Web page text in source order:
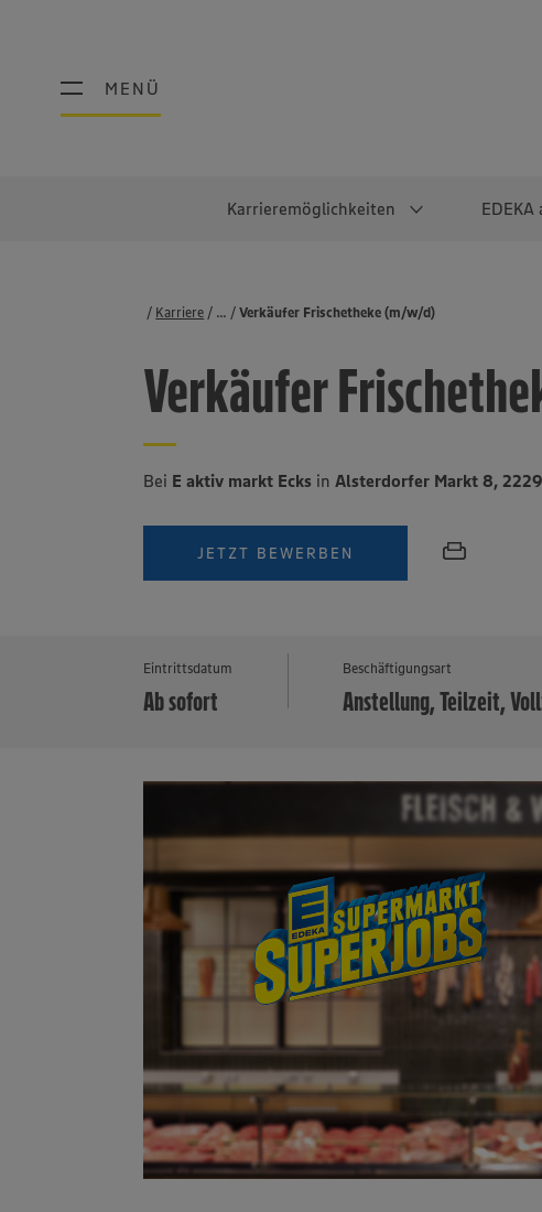
MENÜ
MENÜ
Karrieremöglichkeiten
Schülerpraktikum Abschlussarbeiten
Faires Gehalt
Diversität
Lebensmittelproduktion
Lager & Logistik
Karriere Stellenbörse
Verkäufer Frischetheke (m/w/d)
...
Verkäufer
Bei E aktiv markt Ecks inAlsterdorfer Markt 8,
JETZT BEWERBEN
Eintrittsdatum
Ab sofort
Beschäftigungsart
Anstellung, Teilzeit,